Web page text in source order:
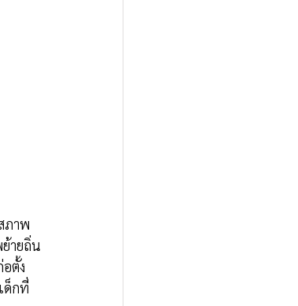
ภาพ
ายถิ่น
ตั้ง
ด็กที่